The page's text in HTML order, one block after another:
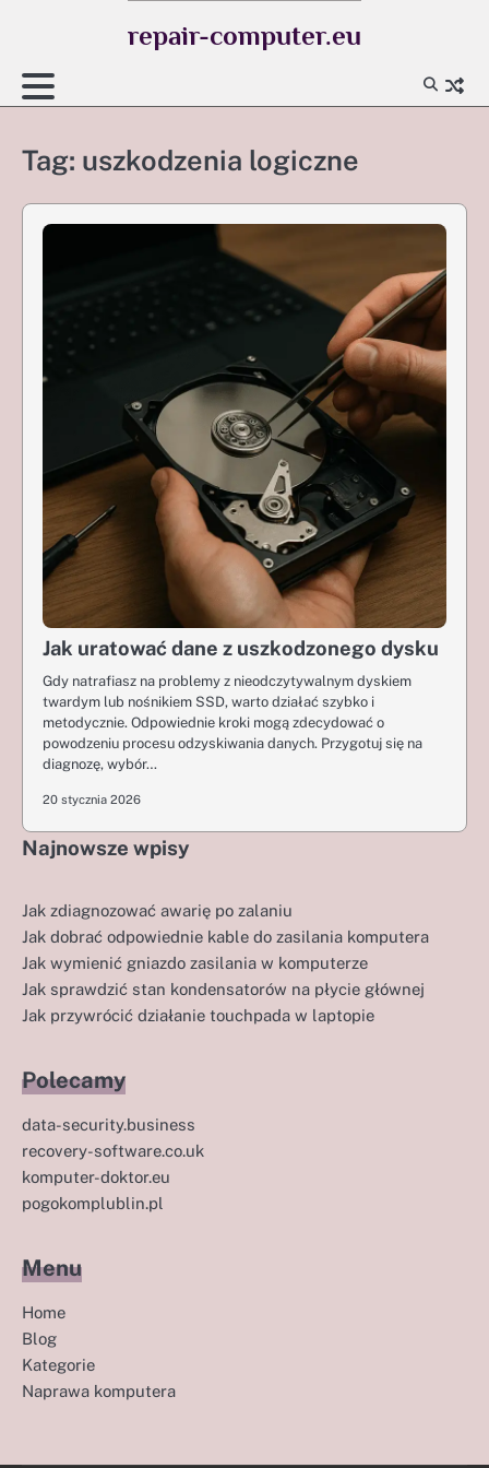
repair-computer.eu
Tag: uszkodzenia logiczne
Jak uratować dane z uszkodzonego dysku
Gdy natrafiasz na problemy z nieodczytywalnym dyskiem
twardym lub nośnikiem SSD, warto działać szybko i
metodycznie. Odpowiednie kroki mogą zdecydować o
powodzeniu procesu odzyskiwania danych. Przygotuj się na
diagnozę, wybór…
20 stycznia 2026
Najnowsze wpisy
Jak zdiagnozować awarię po zalaniu
Jak dobrać odpowiednie kable do zasilania komputera
Jak wymienić gniazdo zasilania w komputerze
Jak sprawdzić stan kondensatorów na płycie głównej
Jak przywrócić działanie touchpada w laptopie
Polecamy
data-security.business
recovery-software.co.uk
komputer-doktor.eu
pogokomplublin.pl
Menu
Home
Blog
Kategorie
Naprawa komputera